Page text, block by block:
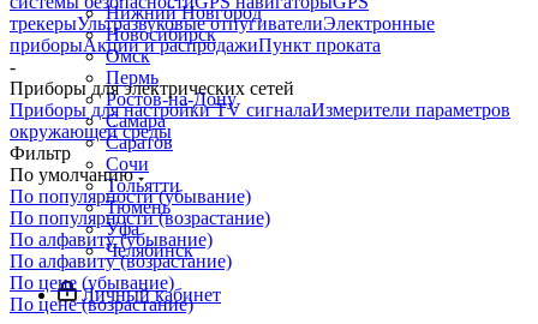
Нижний Новгород
Новосибирск
Омск
Пермь
Ростов-на-Дону
Самара
Саратов
Сочи
Тольятти
Тюмень
Уфа
Челябинск
Личный кабинет
трекерыУльтразвуковые отпугивателиЭлектронные
приборыАкции и распродажиПункт проката
-
Приборы для электрических сетей
Приборы для настройки TV сигналаИзмерители параметров
окружающей среды
Фильтр
По умолчанию
По популярности (убывание)
По популярности (возрастание)
По алфавиту (убывание)
По алфавиту (возрастание)
По цене (убывание)
По цене (возрастание)